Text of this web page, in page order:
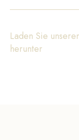
Laden Sie
herunter